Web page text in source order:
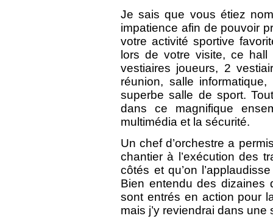
Je sais que vous étiez
impatience afin de pouvoir
votre activité sportive
lors de votre visite, ce
vestiaires joueurs, 2
réunion, salle
superbe salle de sport.
dans ce magnifique
multimédia et la sécurité.
Un chef d’orchestre a
chantier à l’exécution des
côtés et qu’on
Bien entendu des dizaines
sont entrés en action pour
mais j’y reviendrai dans une